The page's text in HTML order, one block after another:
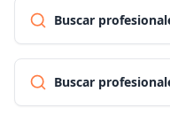
Buscar
Buscar